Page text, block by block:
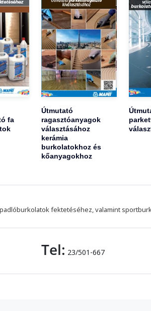
fa
Útmutató
ragasztóanyagok
választásához
kerámia
burkolatokhoz és
kőanyagokhoz
fektetéséhez, valamint
Tel: 23/501-667